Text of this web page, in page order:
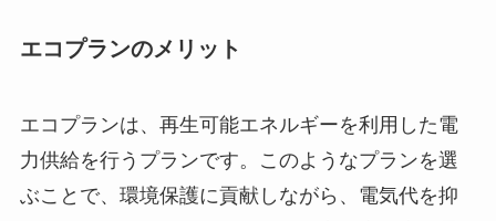
エコプランのメリット
エコプランは、再生可能エネルギーを利用した電
力供給を行うプランです。このようなプランを選
ぶことで、環境保護に貢献しながら、電気代を抑